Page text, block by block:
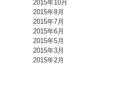
2015年10月
2015年8月
2015年7月
2015年6月
2015年5月
2015年3月
2015年2月